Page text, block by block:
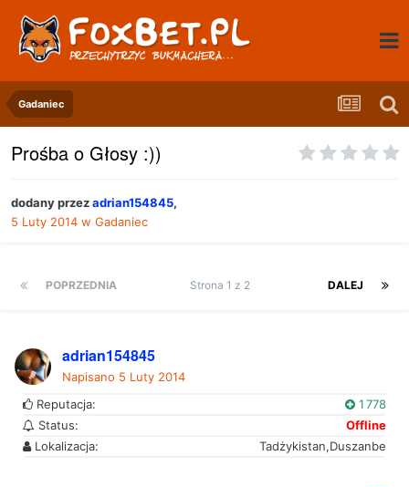
Gadaniec
Prośba o Głosy :))
dodany przezadrian154845,
5 Luty 2014 w Gadaniec
POPRZEDNIA DALEJ
Strona 1 z 2
adrian154845
Napisano 5 Luty 2014
Reputacja:
1 778
Status:
Offline
Lokalizacja:
Tadżykistan,Duszanbe